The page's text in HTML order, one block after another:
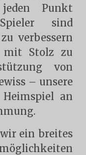
Punkt
sind
verbessern
mit Stolz zu
von
– unsere
an
ein breites